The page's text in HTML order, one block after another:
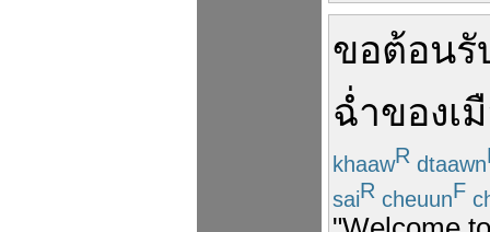
ขอต้อนรั
ฉ่ำของเ
khaawR dtaawn
saiR cheuunF